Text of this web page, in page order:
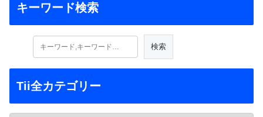
キーワード検索
Tii全カテゴリー